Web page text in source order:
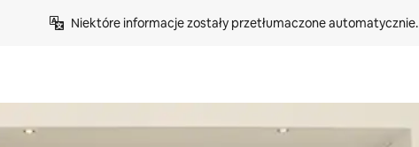
Niektóre informacje zostały przetłumaczone automatycznie.